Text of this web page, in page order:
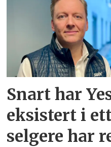
Snart har
eksistert i
selgere har